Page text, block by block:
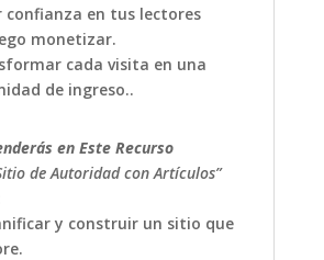
confianza en tus lectores
monetizar.
cada visita en una
de ingreso..
en Este Recurso
de Autoridad con Artículos”
y construir un sitio que